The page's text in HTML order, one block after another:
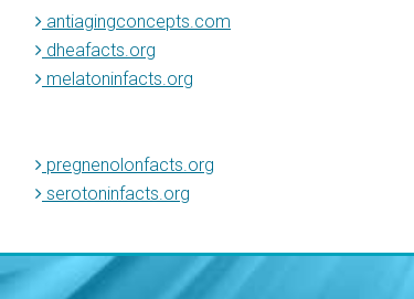
antiagingconcepts.com
dheafacts.org
melatoninfacts.org
pregnenolonfacts.org
serotoninfacts.org